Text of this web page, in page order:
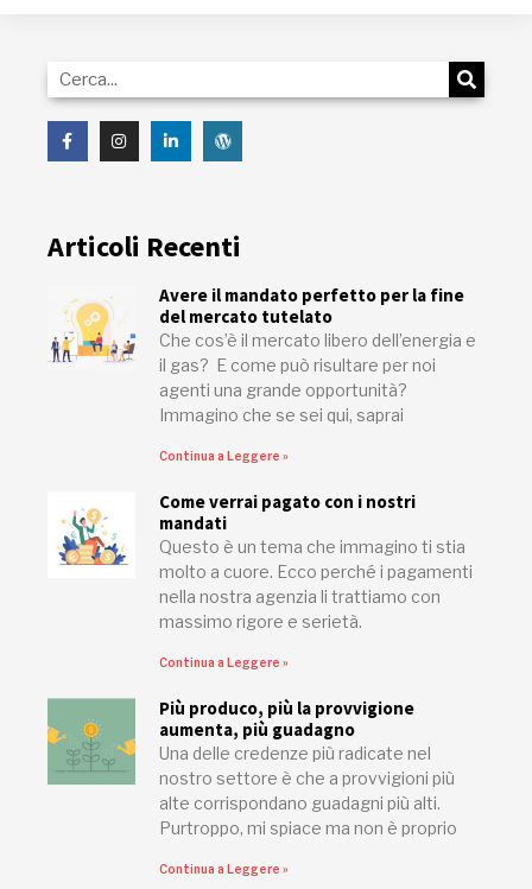
Articoli Recenti
Avere il mandato perfetto per la fine
del mercato tutelato
Che cos’è il mercato libero dell’energia e
il gas? E come può risultare per noi
agenti una grande opportunità?
Immagino che se sei qui, saprai
Continua a Leggere »
Come verrai pagato con i nostri
mandati
Questo è un tema che immagino ti stia
molto a cuore. Ecco perché i pagamenti
nella nostra agenzia li trattiamo con
massimo rigore e serietà.
Continua a Leggere »
Più produco, più la provvigione
aumenta, più guadagno
Una delle credenze più radicate nel
nostro settore è che a provvigioni più
alte corrispondano guadagni più alti.
Purtroppo, mi spiace ma non è proprio
Continua a Leggere »